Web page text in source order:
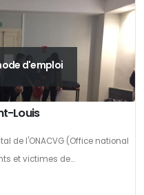
d'emploi
Louis
de l'ONACVG (Office national
et victimes de...